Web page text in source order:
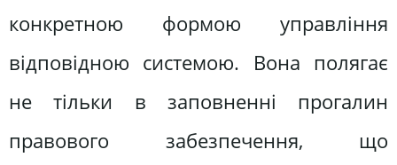
конкретною формою управління
відповідною системою. Вона полягає
не тільки в заповненні прогалин
правового забезпечення, що